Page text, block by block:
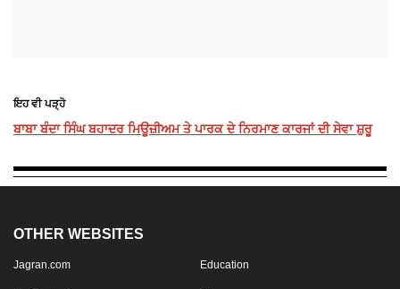
ਇਹ ਵੀ ਪੜ੍ਹੋ
ਬਾਬਾ ਬੰਦਾ ਸਿੰਘ ਬਹਾਦਰ ਮਿਊਜ਼ੀਅਮ ਤੇ ਪਾਰਕ ਦੇ ਨਿਰਮਾਣ ਕਾਰਜਾਂ ਦੀ ਸੇਵਾ ਸ਼ੁਰੂ
OTHER WEBSITES
Jagran.com Education